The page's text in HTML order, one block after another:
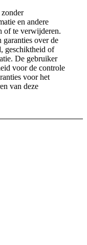
en andere
of te verwijderen.
over de
geschiktheid of
De gebruiker
voor de controle
voor het
van deze